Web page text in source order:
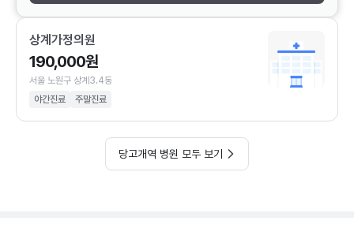
상계가정의원
190,000원
서울 노원구 상계3.4동
야간진료
주말진료
당고개역 병원 모두 보기